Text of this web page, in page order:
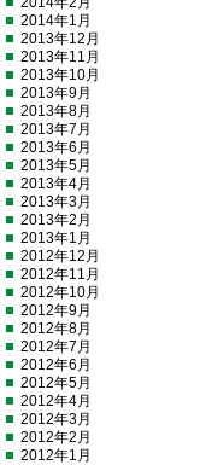
2014年1月
2013年12月
2013年11月
2013年10月
2013年9月
2013年8月
2013年7月
2013年6月
2013年5月
2013年4月
2013年3月
2013年2月
2013年1月
2012年12月
2012年11月
2012年10月
2012年9月
2012年8月
2012年7月
2012年6月
2012年5月
2012年4月
2012年3月
2012年2月
2012年1月